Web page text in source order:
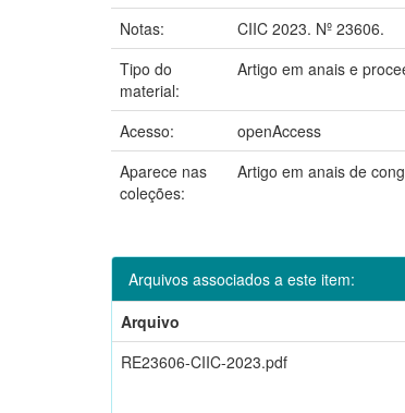
Notas:
CIIC 2023. Nº 23606.
Tipo do
material:
Artigo em anais e
Acesso:
openAccess
Aparece nas
coleções:
Artigo em anais de
Arquivos associados a este item:
Arquivo
RE23606-CIIC-2023.pdf